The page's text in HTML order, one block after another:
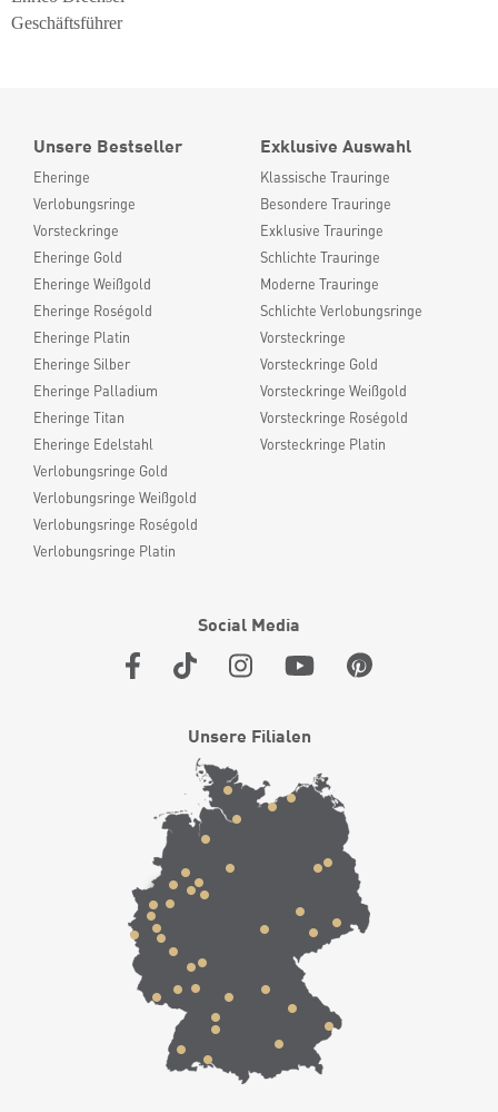
Geschäftsführer
Unsere Bestseller
Eheringe
Verlobungsringe
Vorsteckringe
Eheringe Gold
Eheringe Weißgold
Eheringe Roségold
Eheringe Platin
Eheringe Silber
Eheringe Palladium
Eheringe Titan
Eheringe Edelstahl
Verlobungsringe Gold
Verlobungsringe Weißgold
Verlobungsringe Roségold
Verlobungsringe Platin
Exklusive Auswahl
Klassische Trauringe
Besondere Trauringe
Exklusive Trauringe
Schlichte Trauringe
Moderne Trauringe
Schlichte Verlobungsringe
Vorsteckringe
Vorsteckringe Gold
Vorsteckringe Weißgold
Vorsteckringe Roségold
Vorsteckringe Platin
Social Media
Unsere Filialen